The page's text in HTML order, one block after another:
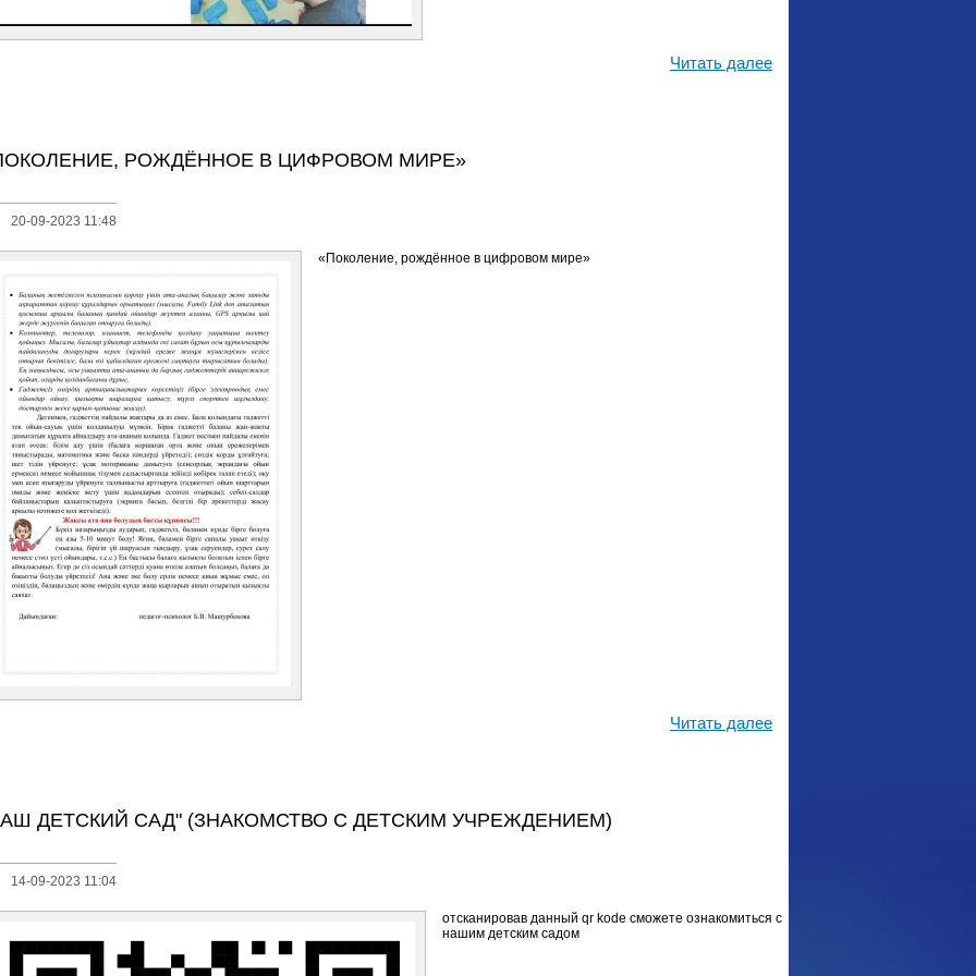
Читать далее
РОЖДЁННОЕ В ЦИФРОВОМ МИРЕ»
20-09-2023 11:48
«Поколение, рождённое в цифровом мире»
Читать далее
ДЕТСКИЙ САД" (ЗНАКОМСТВО С ДЕТСКИМ УЧРЕЖДЕНИЕМ)
14-09-2023 11:04
отсканировав данный qr kodе сможете ознакомиться с
нашим детским садом